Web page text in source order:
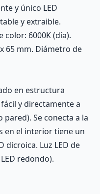
y único LED
y extraible.
color: 6000K (día).
65 mm. Diámetro de
en estructura
y directamente a
Se conecta a la
en el interior tiene un
dicroica. Luz LED de
redondo).